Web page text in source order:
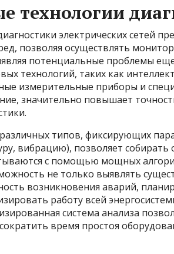
технологии
электрических сетей
позволяя осуществлять
потенциальные проблемы
технологий, таких как
измерительные приборы и
значительно повышает
типов, фиксирующих
вибрацию), позволяет
с помощью мощных
не только выявлять
возникновения аварий,
работу всей
система анализа
время простоя